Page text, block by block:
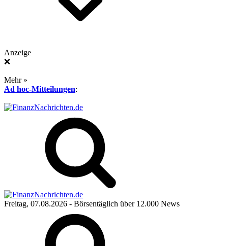
Anzeige
❌
Mehr »
Ad hoc-Mitteilungen:
Freitag, 07.08.2026 - Börsentäglich über 12.000 News